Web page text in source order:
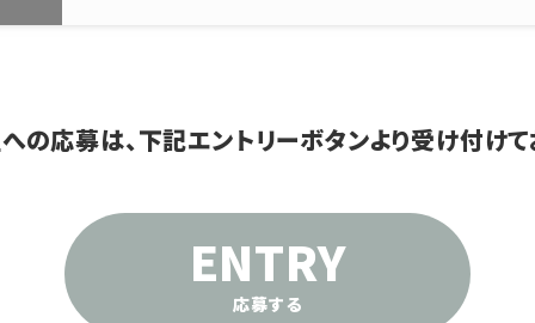
の応募は、下記エントリーボタンより受け付けて
ENTRY
応募する